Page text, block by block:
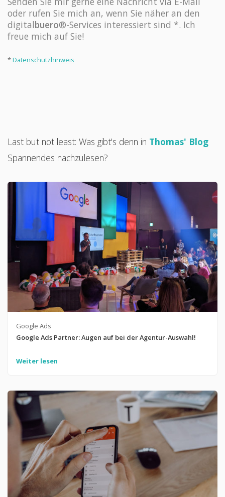
oder rufen Sie mich an, wenn Sie näher an den
digitalbuero®-Services interessiert sind *. Ich
freue mich auf Sie!
*Datenschutzhinweis
Last but not least: Was gibt's denn in Thomas' Blog
Spannendes nachzulesen?
Google Ads
Google Ads Partner: Augen auf bei der Agentur-Auswahl!
Weiter lesen